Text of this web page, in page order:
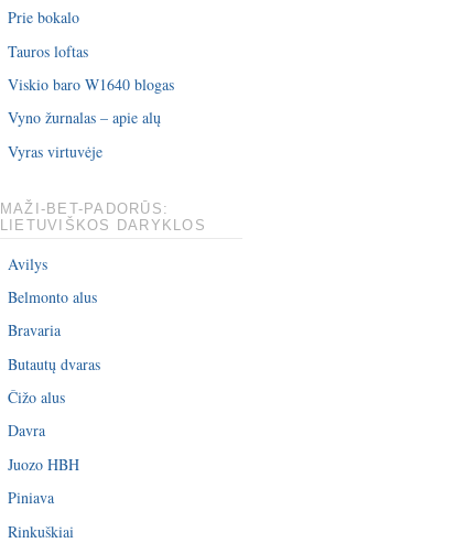
Prie bokalo
Tauros loftas
Viskio baro W1640 blogas
Vyno žurnalas – apie alų
Vyras virtuvėje
MAŽI-BET-PADORŪS:
LIETUVIŠKOS DARYKLOS
Avilys
Belmonto alus
Bravaria
Butautų dvaras
Čižo alus
Davra
Juozo HBH
Piniava
Rinkuškiai